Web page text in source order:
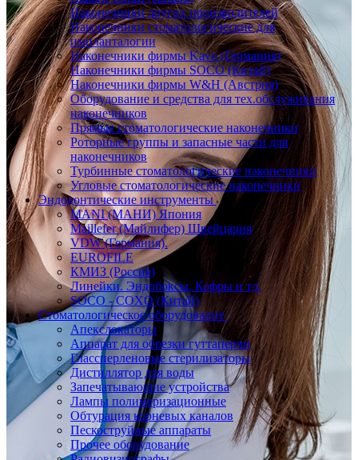
Наконечники других производителей
Наконечники стоматологические для
импланталогии
Наконечники фирмы Kavo (Германия)
Наконечники фирмы SOCO (Китай)
Наконечники фирмы W&H (Австрия)
Оборудование и средства для тех.обслуживания
наконечников
Прямые стоматологические наконечники
Роторные группы и запасные части для
наконечников
Турбинные стоматологические наконечники
Угловые стоматологические наконечники
Эндодонтические инструменты
MANI (МАНИ) Япония
Maillefer (Майлифер) Швейцария
VDW (Германия).
EUROFILE
КМИЗ (Россия)
Линейки. Эндобоксы. Кофры и тд.
SOCO - COXO (Китай)
Стоматологическое оборудование
Апекслокаторы
Аппарат для обрезки гуттаперчи
Глассперленовые стерилизаторы
Дистиллятор для воды
Запечатывающие устройства
Лампы полимеризационные
Обтурация корневых каналов
Пескоструйные аппараты
Прочее оборудование